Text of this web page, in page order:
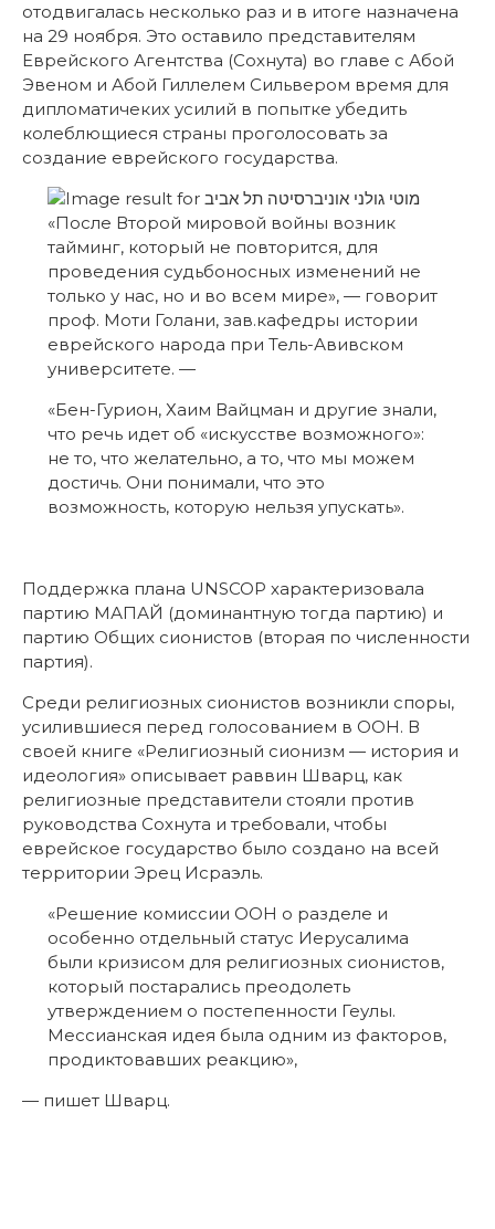
отодвигалась несколько раз и в итоге назначена
на 29 ноября. Это оставило представителям
Еврейского Агентства (Сохнута) во главе с Абой
Эвеном и Абой Гиллелем Сильвером время для
дипломатичеких усилий в попытке убедить
колеблющиеся страны проголосовать за
создание еврейского государства.
«После Второй мировой войны возник
тайминг, который не повторится, для
проведения судьбоносных изменений не
только у нас, но и во всем мире», — говорит
проф. Моти Голани, зав.кафедры истории
еврейского народа при Тель-Авивском
университете. —
«Бен-Гурион, Хаим Вайцман и другие знали,
что речь идет об «искусстве возможного»:
не то, что желательно, а то, что мы можем
достичь. Они понимали, что это
возможность, которую нельзя упускать».
Поддержка плана UNSCOP характеризовала
партию МАПАЙ (доминантную тогда партию) и
партию Общих сионистов (вторая по численности
партия).
Среди религиозных сионистов возникли споры,
усилившиеся перед голосованием в ООН. В
своей книге «Религиозный сионизм — история и
идеология» описывает раввин Шварц, как
религиозные представители стояли против
руководства Сохнута и требовали, чтобы
еврейское государство было создано на всей
территории Эрец Исраэль.
«Решение комиссии ООН о разделе и
особенно отдельный статус Иерусалима
были кризисом для религиозных сионистов,
который постарались преодолеть
утверждением о постепенности Геулы.
Мессианская идея была одним из факторов,
продиктовавших реакцию»,
— пишет Шварц.